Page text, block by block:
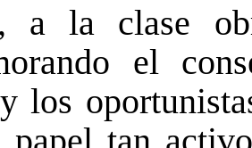
a la clase
el
los